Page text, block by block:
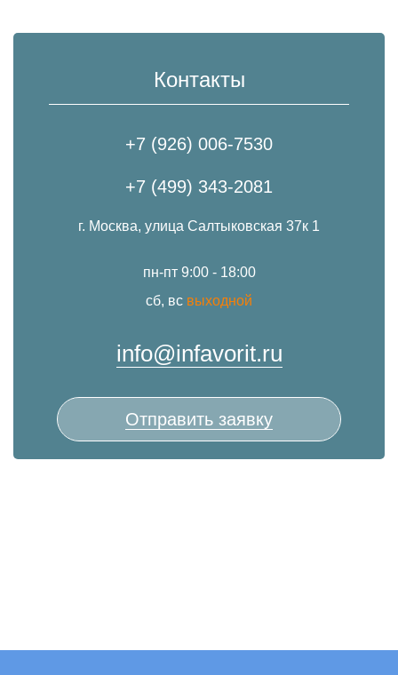
Контакты
+7 (926) 006-7530
+7 (499) 343-2081
г. Москва, улица Салтыковская 37к 1
пн-пт 9:00 - 18:00
сб, вс выходной
info@infavorit.ru
Отправить заявку